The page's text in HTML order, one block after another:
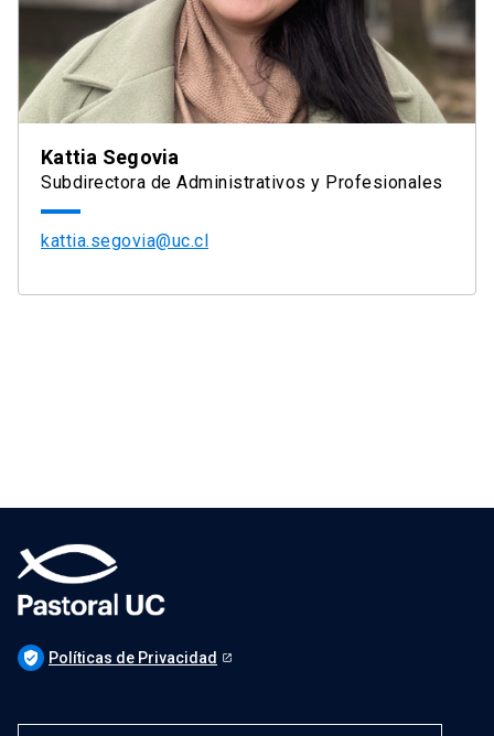
Kattia Segovia
Subdirectora de Administrativos y Profesionales
kattia.segovia@uc.cl
verified_user Políticas de Privacidad